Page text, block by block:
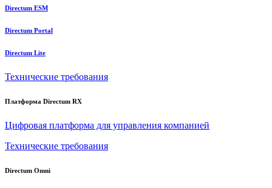
Directum ESM
Directum Portal
Directum Lite
Технические требования
Платформа Directum RX
Цифровая платформа для управления компанией
Технические требования
Directum Omni